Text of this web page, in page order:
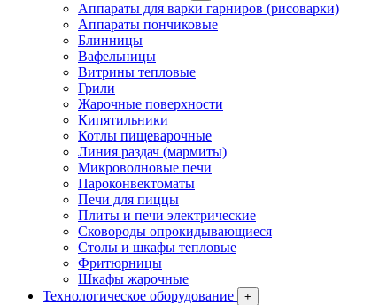
Аппараты для варки гарниров (рисоварки)
Аппараты пончиковые
Блинницы
Вафельницы
Витрины тепловые
Грили
Жарочные поверхности
Кипятильники
Котлы пищеварочные
Линия раздач (мармиты)
Микроволновые печи
Пароконвектоматы
Печи для пиццы
Плиты и печи электрические
Сковороды опрокидывающиеся
Столы и шкафы тепловые
Фритюрницы
Шкафы жарочные
Технологическое оборудование
+